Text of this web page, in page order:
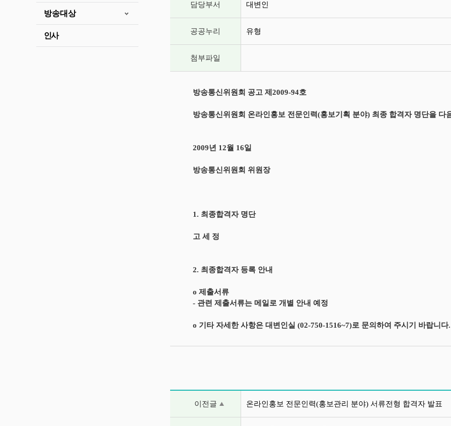
방송대상
인사
담당부서 대변인
공공누리 유형
첨부파일
방송통신위원회 공고 제2009-94호
방송통신위원회 온라인홍보 전문인력(홍보기획 분야) 최종 합격자 명단을 다
2009년 12월 16일
방송통신위원회 위원장
1. 최종합격자 명단
고 세 정
2. 최종합격자 등록 안내
o 제출서류
- 관련 제출서류는 메일로 개별 안내 예정
o 기타 자세한 사항은 대변인실 (02-750-1516~7)로 문의하여 주시기 바랍니다.
이전글 온라인홍보 전문인력(홍보관리 분야) 서류전형 합격자 발표